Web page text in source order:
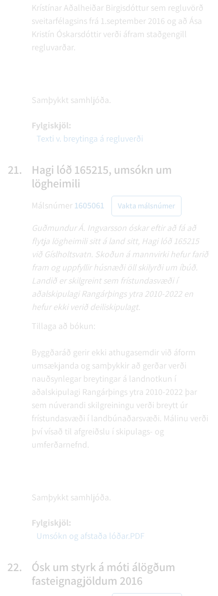
Krístínar Aðalheiðar Birgisdóttur sem regluvörð
sveitarfélagsins frá 1.september 2016 og að Ása
Kristín Óskarsdóttir verði áfram staðgengill
regluvarðar.
Samþykkt samhljóða.
Fylgiskjöl:
Texti v. breytinga á regluverði
21.
Hagi lóð 165215, umsókn um
lögheimili
Málsnúmer 1605061 Vakta málsnúmer
Guðmundur Á. Ingvarsson óskar eftir að fá að
flytja lögheimili sitt á land sitt, Hagi lóð 165215
við Gíslholtsvatn. Skoðun á mannvirki hefur farið
fram og uppfyllir húsnæði öll skilyrði um íbúð.
Landið er skilgreint sem frístundasvæði í
aðalskipulagi Rangárþings ytra 2010-2022 en
hefur ekki verið deiliskipulagt.
Tillaga að bókun:
Byggðaráð gerir ekki athugasemdir við áform
umsækjanda og samþykkir að gerðar verði
nauðsynlegar breytingar á landnotkun í
aðalskipulagi Rangárþings ytra 2010-2022 þar
sem núverandi skilgreiningu verði breytt úr
frístundasvæði í landbúnaðarsvæði. Málinu verði
því vísað til afgreiðslu í skipulags- og
umferðarnefnd.
Samþykkt samhljóða.
Fylgiskjöl:
Umsókn og afstaða lóðar.PDF
22.
Ósk um styrk á móti álögðum
fasteignagjöldum 2016